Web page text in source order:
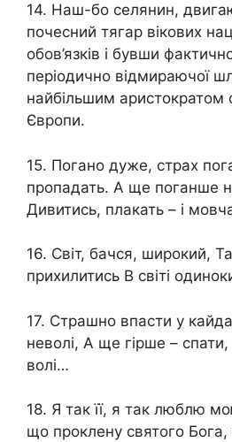
14. Наш-бо селянин,
почесний тягар вікових
обов’язків і бувши
періодично відмираючої
найбільшим аристократом
Європи.
15. Погано дуже, страх
пропадать. А ще поганше
Дивитись, плакать – і
16. Світ, бачся, широкий,
прихилитись В світі
17. Страшно впасти у
неволі, А ще гірше – спати,
волі…
18. Я так її, я так люблю
що проклену святого Бога,